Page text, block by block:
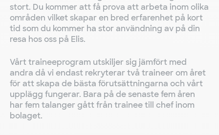
stort. Du kommer att få prova att arbeta inom olika
områden vilket skapar en bred erfarenhet på kort
tid som du kommer ha stor användning av på din
resa hos oss på Elis.
Vårt traineeprogram utskiljer sig jämfört med
andra då vi endast rekryterar två traineer om året
för att skapa de bästa förutsättningarna och vårt
upplägg fungerar. Bara på de senaste fem åren
har fem talanger gått från trainee till chef inom
bolaget.